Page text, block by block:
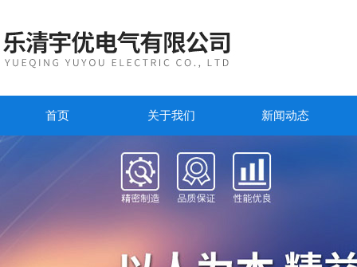
首页 关于我们 新闻动态